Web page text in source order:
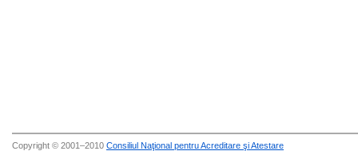
Copyright © 2001–2010 Consiliul Naţional pentru Acreditare şi Atestare